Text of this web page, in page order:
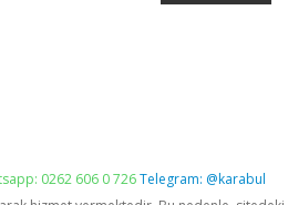
0262 606 0 726Telegram: @karabul